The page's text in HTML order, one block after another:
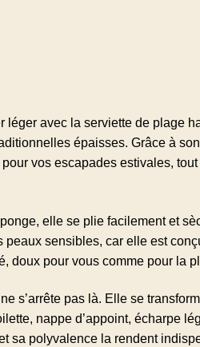
avec la serviette de plage
épaisses. Grâce à
vos escapades estivales,
elle se plie facilement et
peaux sensibles, car elle est
doux pour vous comme pour la
s’arrête pas là. Elle se
nappe d’appoint, écharpe
sa polyvalence la rendent